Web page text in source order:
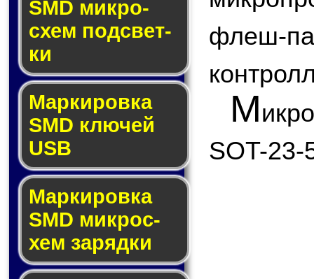
SMD мик­ро­
схем под­свет­
ки
Маркировка
SMD клю­чей
USB
Маркировка
SMD мик­рос­
хем за­ряд­ки
М
SOT-23-